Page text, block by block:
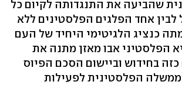
שהביעה את התנגדותה לקיום כל
לבין אחד הפלגים הפלסטינים ללא
כנציג הלגיטימי היחיד של העם
הפלסטיני אבו מאזן מתנה את
בחידוש וביישום הסכם הפיוס
הפלסטינית לפעילות